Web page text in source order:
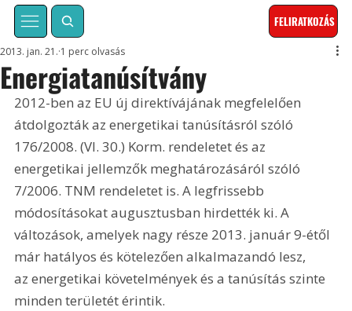
FELIRATKOZÁS
Energiatanúsítvány
2013. jan. 21. 1 perc olvasás
2012-ben az EU új direktívájának megfelelően
átdolgozták az energetikai tanúsításról szóló
176/2008. (VI. 30.) Korm. rendeletet és az
energetikai jellemzők meghatározásáról szóló
7/2006. TNM rendeletet is. A legfrissebb
módosításokat augusztusban hirdették ki. A
változások, amelyek nagy része 2013. január 9-étől
már hatályos és kötelezően alkalmazandó lesz,
az energetikai követelmények és a tanúsítás szinte
minden területét érintik.